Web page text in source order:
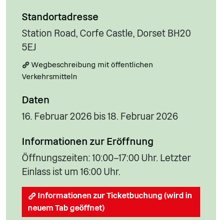
Standortadresse
Station Road, Corfe Castle, Dorset BH20
5EJ
Wegbeschreibung mit öffentlichen
Verkehrsmitteln
Daten
16. Februar 2026 bis 18. Februar 2026
Informationen zur Eröffnung
Öffnungszeiten: 10:00–17:00 Uhr. Letzter
Einlass ist um 16:00 Uhr.
Informationen zur Ticketbuchung (wird in
neuem Tab geöffnet)